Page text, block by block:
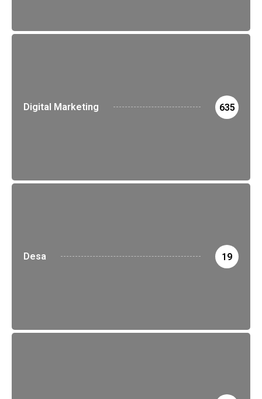
Digital Marketing 635
Desa 19